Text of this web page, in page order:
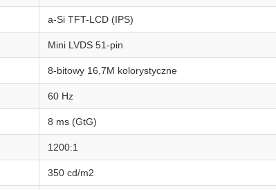
a-Si TFT-LCD (IPS)
Mini LVDS 51-pin
8-bitowy 16,7M kolorystyczne
60 Hz
8 ms (GtG)
1200:1
350 cd/m2